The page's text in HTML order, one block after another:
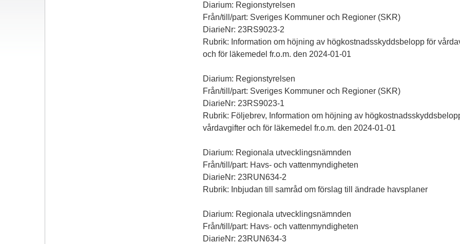
Diarium: Regionstyrelsen
Från/till/part: Sveriges Kommuner och Regioner (SKR)
DiarieNr: 23RS9023-2
Rubrik: Information om höjning av högkostnadsskyddsbelopp för
och för läkemedel fr.o.m. den 2024-01-01
Diarium: Regionstyrelsen
Från/till/part: Sveriges Kommuner och Regioner (SKR)
DiarieNr: 23RS9023-1
Rubrik: Följebrev, Information om höjning av
vårdavgifter och för läkemedel fr.o.m. den 2024-01-01
Diarium: Regionala utvecklingsnämnden
Från/till/part: Havs- och vattenmyndigheten
DiarieNr: 23RUN634-2
Rubrik: Inbjudan till samråd om förslag till ändrade havsplaner
Diarium: Regionala utvecklingsnämnden
Från/till/part: Havs- och vattenmyndigheten
DiarieNr: 23RUN634-3